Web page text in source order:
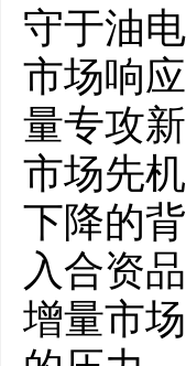
守于油
市场响
量专攻
市场先
下降的
入合资
增量市